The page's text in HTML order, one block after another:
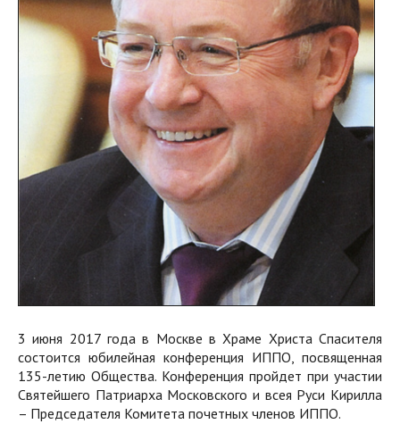
3 июня 2017 года в Москве в Храме Христа Спасителя
состоится юбилейная конференция ИППО, посвященная
135-летию Общества. Конференция пройдет при участии
Святейшего Патриарха Московского и всея Руси Кирилла
– Председателя Комитета почетных членов ИППО.